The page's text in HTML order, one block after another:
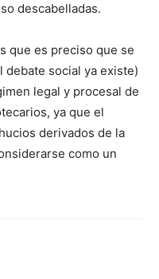
descabelladas.
que es preciso que se
social ya existe)
legal y procesal de
ya que el
derivados de la
como un